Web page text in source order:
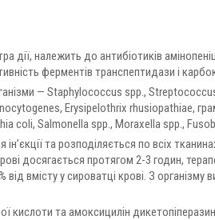
дії, належить до антибіотиків
ферментів транспептидази і
— Staphylococcus spp.,
Erysipelothrix rhusiopathiae,
coli, Salmonella spp., Moraxella spp.,
та розподіляється по всіх
досягається протягом 2-3 годин,
вмісту у сироватці крові. З організму
кислоти та амоксицилін